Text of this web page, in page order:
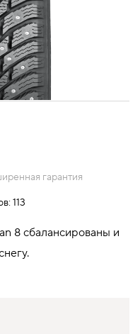
гарантия
113
8 сбалансированы и